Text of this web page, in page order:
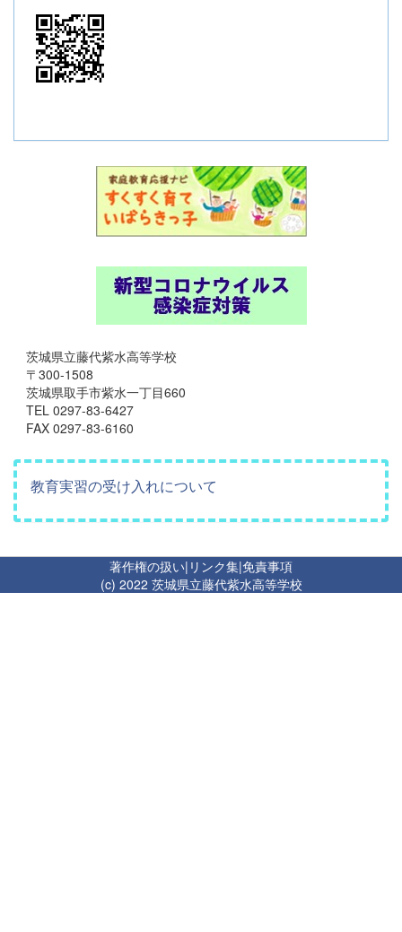
茨城県立藤代紫水高等学校
〒300-1508
茨城県取手市紫水一丁目660
TEL 0297-83-6427
FAX 0297-83-6160
教育実習の受け入れについて
著作権の扱い| リンク集|免責事項
(c) 2022 茨城県立藤代紫水高等学校